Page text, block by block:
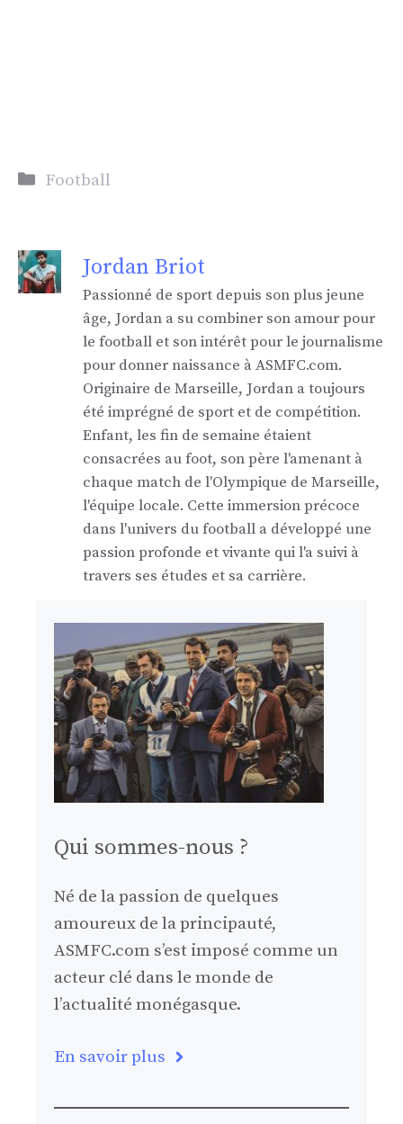
Catégories
Football
Jordan Briot
Passionné de sport depuis son plus jeune
âge, Jordan a su combiner son amour pour
le football et son intérêt pour le journalisme
pour donner naissance à ASMFC.com.
Originaire de Marseille, Jordan a toujours
été imprégné de sport et de compétition.
Enfant, les fin de semaine étaient
consacrées au foot, son père l'amenant à
chaque match de l'Olympique de Marseille,
l'équipe locale. Cette immersion précoce
dans l'univers du football a développé une
passion profonde et vivante qui l'a suivi à
travers ses études et sa carrière.
Qui sommes-nous ?
Né de la passion de quelques
amoureux de la principauté,
ASMFC.com s’est imposé comme un
acteur clé dans le monde de
l’actualité monégasque.
En savoir plus